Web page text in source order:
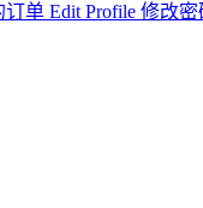
订单 Edit Profile 修改密